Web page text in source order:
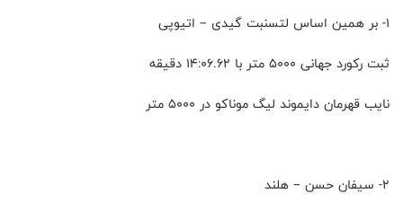
۱- بر همین اساس لتسنبت گیدی – اتیوپی
ثبت رکورد جهانی ۵۰۰۰ متر با ۱۴:۰۶.۶۲ دقیقه
نایب قهرمان دایموند لیگ موناکو در ۵۰۰۰ متر
۲- سیفان حسن – هلند